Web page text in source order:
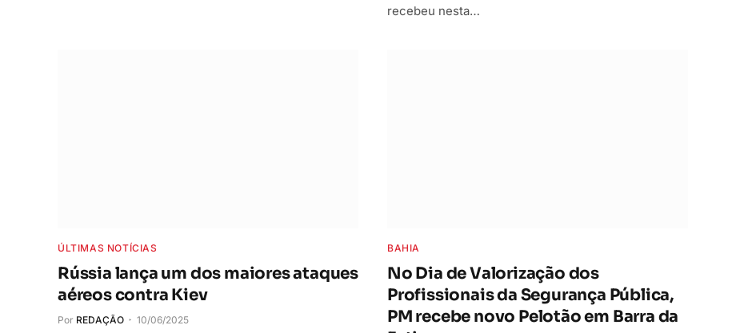
recebeu nesta…
ÚLTIMAS NOTÍCIAS
Rússia lança um dos maiores ataques
aéreos contra Kiev
Por REDAÇÃO 10/06/2025
BAHIA
No Dia de Valorização dos
Profissionais da Segurança Pública,
PM recebe novo Pelotão em Barra da